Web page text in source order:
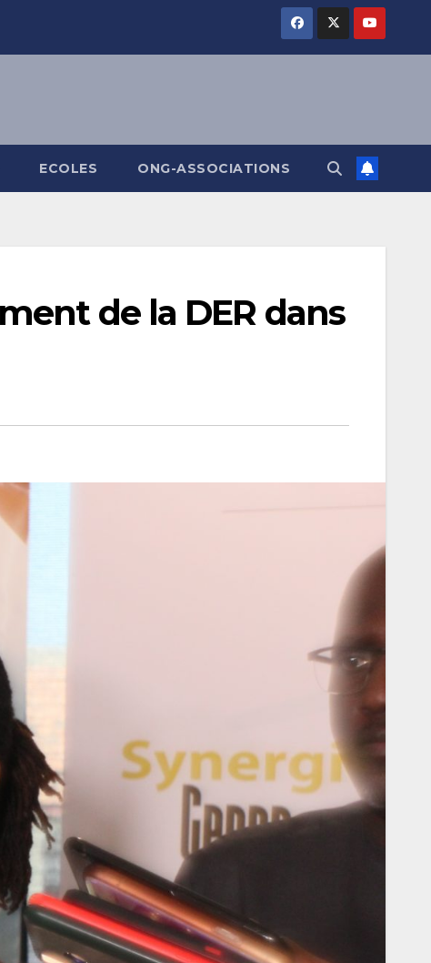
ECOLES ONG-ASSOCIATIONS
de la DER dans